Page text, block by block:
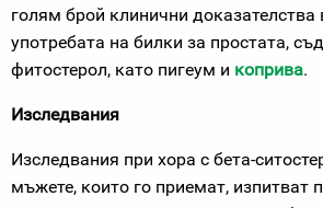
голям брой клинични доказателства
употребата на билки за простата,
фитостерол, като пигеум и коприва.
Изследвания
Изследвания при хора с бета-
мъжете, които го приемат, изпитват